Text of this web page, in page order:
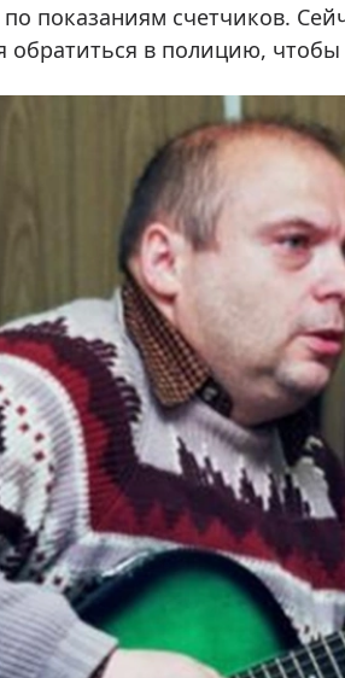
по показаниям счетчиков.
обратиться в полицию,